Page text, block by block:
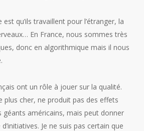
qu’ils travaillent pour l’étranger, la
En France, nous sommes très
donc en algorithmique mais il nous
ont un rôle à jouer sur la qualité.
plus cher, ne produit pas des effets
géants américains, mais peut donner
Je ne suis pas certain que